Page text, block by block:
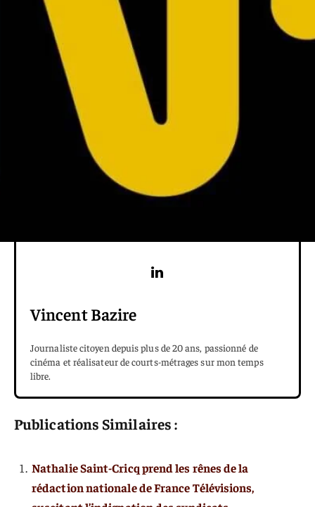
Vincent Bazire
Journaliste citoyen depuis plus de 20 ans, passionné de
cinéma et réalisateur de courts-métrages sur mon temps
libre.
Publications Similaires :
Nathalie Saint-Cricq prend les rênes de la
rédaction nationale de France Télévisions,